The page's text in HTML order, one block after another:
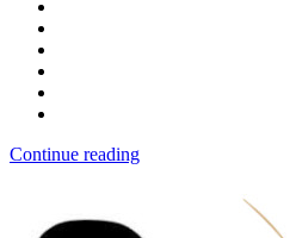
Continue reading